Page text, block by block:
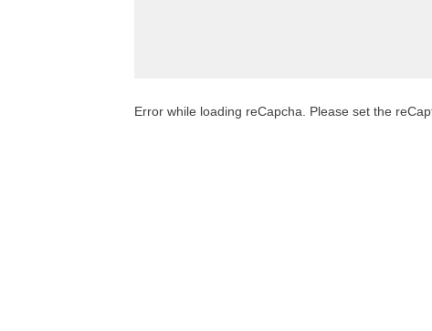
Error while loading reCapcha. Please set the